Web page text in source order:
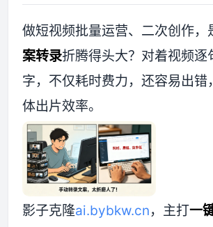
主题插件
技术分享
值得一看
资源资讯
做短视频批量运营、二次创作，
案转录折腾得头大？对着视频逐
字，不仅耗时费力，还容易出错
体出片效率。
影子克隆ai.bybkw.cn，主打一